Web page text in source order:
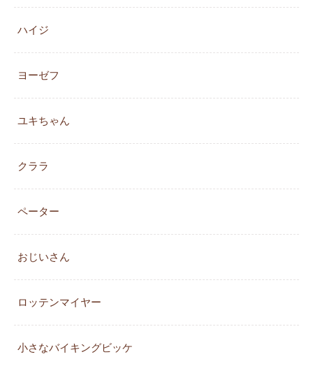
ハイジ
ヨーゼフ
ユキちゃん
クララ
ペーター
おじいさん
ロッテンマイヤー
小さなバイキングビッケ